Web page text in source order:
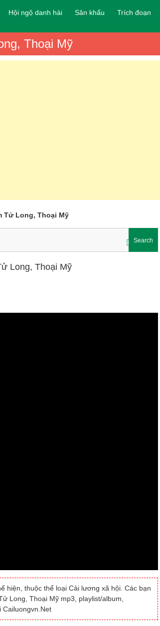
Hội ngộ danh hài Sân khấu Trích đoạn
Thoại Mỹ
Tử Long, Thoại Mỹ
Search
Long, Thoại Mỹ
hiện, thuộc thể loại Cải lương xã hội. Các bạn
Long, Thoại Mỹ mp3, playlist/album,
Cailuongvn.Net